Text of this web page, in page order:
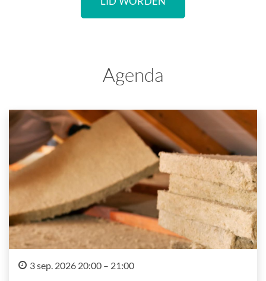
Agenda
3 sep. 2026 20:00 – 21:00